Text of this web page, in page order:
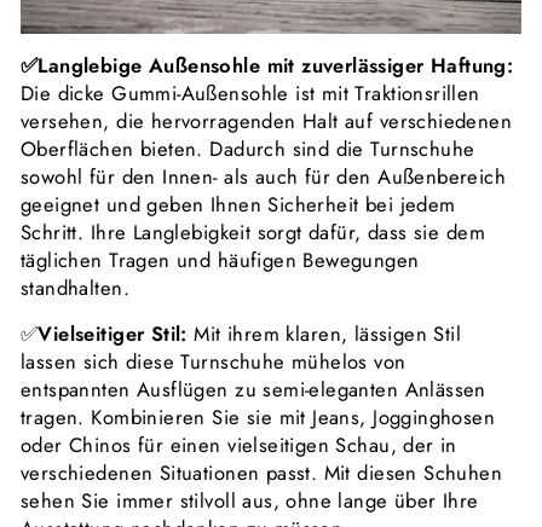
✅Langlebige Außensohle mit zuverlässiger Haftung:
Die dicke Gummi-Außensohle ist mit Traktionsrillen
versehen, die hervorragenden Halt auf verschiedenen
Oberflächen bieten. Dadurch sind die Turnschuhe
sowohl für den Innen- als auch für den Außenbereich
geeignet und geben Ihnen Sicherheit bei jedem
Schritt. Ihre Langlebigkeit sorgt dafür, dass sie dem
täglichen Tragen und häufigen Bewegungen
standhalten.
✅Vielseitiger Stil:Mit ihrem klaren, lässigen Stil
lassen sich diese Turnschuhe mühelos von
entspannten Ausflügen zu semi-eleganten Anlässen
tragen. Kombinieren Sie sie mit Jeans, Jogginghosen
oder Chinos für einen vielseitigen Schau, der in
verschiedenen Situationen passt. Mit diesen Schuhen
sehen Sie immer stilvoll aus, ohne lange über Ihre